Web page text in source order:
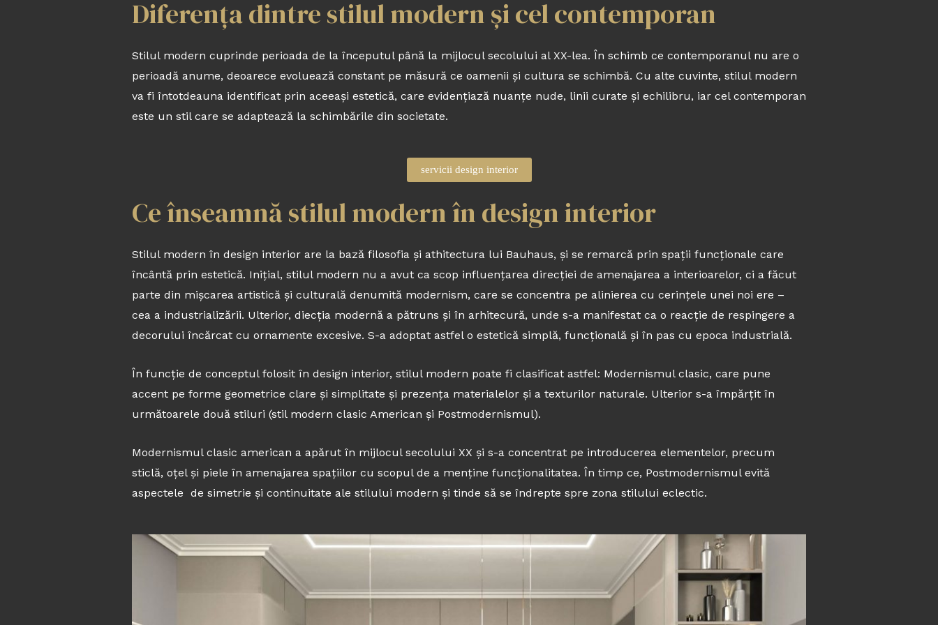
Diferența dintre stilul modern și cel contemporan
Stilul modern cuprinde perioada de la începutul până la mijlocul secolului al XX-lea. În schimb ce contemporanul nu are o
perioadă anume, deoarece evoluează constant pe măsură ce oamenii și cultura se schimbă. Cu alte cuvinte, stilul modern
va fi întotdeauna identificat prin aceeași estetică, care evidențiază nuanțe nude, linii curate și echilibru, iar cel contemporan
este un stil care se adaptează la schimbările din societate.
servicii design interior
Ce înseamnă stilul modern în design interior
Stilul modern în design interior are la bază filosofia și athitectura lui Bauhaus, și se remarcă prin spații funcționale care
încântă prin estetică. Inițial, stilul modern nu a avut ca scop influențarea direcției de amenajarea a interioarelor, ci a făcut
parte din mișcarea artistică și culturală denumită modernism, care se concentra pe alinierea cu cerințele unei noi ere –
cea a industrializării. Ulterior, diecția modernă a pătruns și în arhitecură, unde s-a manifestat ca o reacție de respingere a
decorului încărcat cu ornamente excesive. S-a adoptat astfel o estetică simplă, funcțională și în pas cu epoca industrială.
În funcție de conceptul folosit în design interior, stilul modern poate fi clasificat astfel: Modernismul clasic, care pune
accent pe forme geometrice clare și simplitate și prezența materialelor și a texturilor naturale. Ulterior s-a împărțit în
următoarele două stiluri (stil modern clasic American și Postmodernismul).
Modernismul clasic american a apărut în mijlocul secolului XX și s-a concentrat pe introducerea elementelor, precum
sticlă, oțel și piele în amenajarea spațiilor cu scopul de a menține funcționalitatea. În timp ce, Postmodernismul evită
aspectele de simetrie și continuitate ale stilului modern și tinde să se îndrepte spre zona stilului eclectic.